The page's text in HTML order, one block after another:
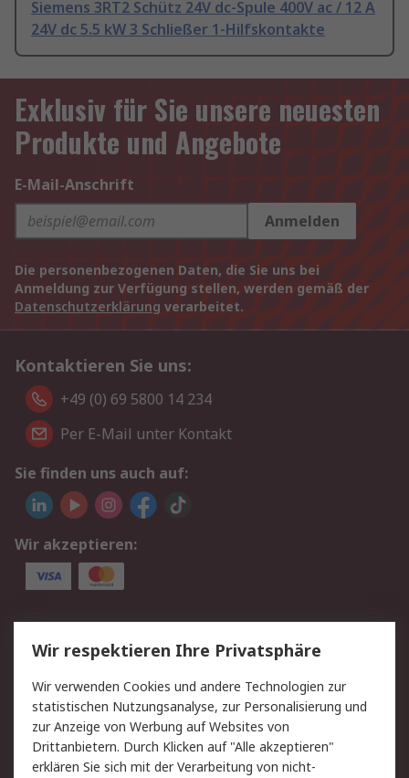
Siemens 3RT2 Schütz 24V dc-Spule 400V ac / 12 A
24V dc 5.5 kW 3 Schließer 1-Hilfskontakte
Exklusiv für Sie unsere neuesten
Produkte und Angebote
E-Mail-Anschrift
Anmelden
Die personenbezogenen Daten, die Sie uns bei
Anmeldung zur Verfügung stellen, werden gemäß der
Datenschutzerklärung verarbeitet.
Kontaktieren Sie uns:
+49 (0) 69 5800 14 234
Per E-Mail unter Kontakt
Sie finden uns auch auf:
Wir akzeptieren:
Service
Value Added Services
Lieferlösungen
Rücksendungen
Kontakt
Hilfe
Privatkunden
Rechtliches
Wir respektieren Ihre Privatsphäre
Wir verwenden Cookies und andere Technologien zur
statistischen Nutzungsanalyse, zur Personalisierung und
zur Anzeige von Werbung auf Websites von
Drittanbietern. Durch Klicken auf "Alle akzeptieren"
erklären Sie sich mit der Verarbeitung von nicht-